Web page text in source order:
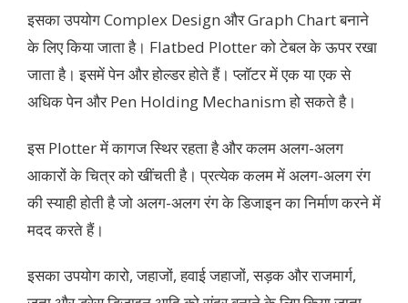
इसका उपयोग Complex Design और Graph Chart बनाने
के लिए किया जाता है। Flatbed Plotter को टेबल के ऊपर रखा
जाता है। इसमें पेन और होल्डर होते हैं। प्लॉटर में एक या एक से
अधिक पेन और Pen Holding Mechanism हो सकते है।
इस Plotter में कागज स्थिर रहता है और कलम अलग-अलग
आकारों के चित्र को खींचती है। प्रत्येक कलम में अलग-अलग रंग
की स्याही होती है जो अलग-अलग रंग के डिजाइन का निर्माण करने में
मदद करते हैं।
इसका उपयोग कारो, जहाजों, हवाई जहाजों, सड़क और राजमार्ग,